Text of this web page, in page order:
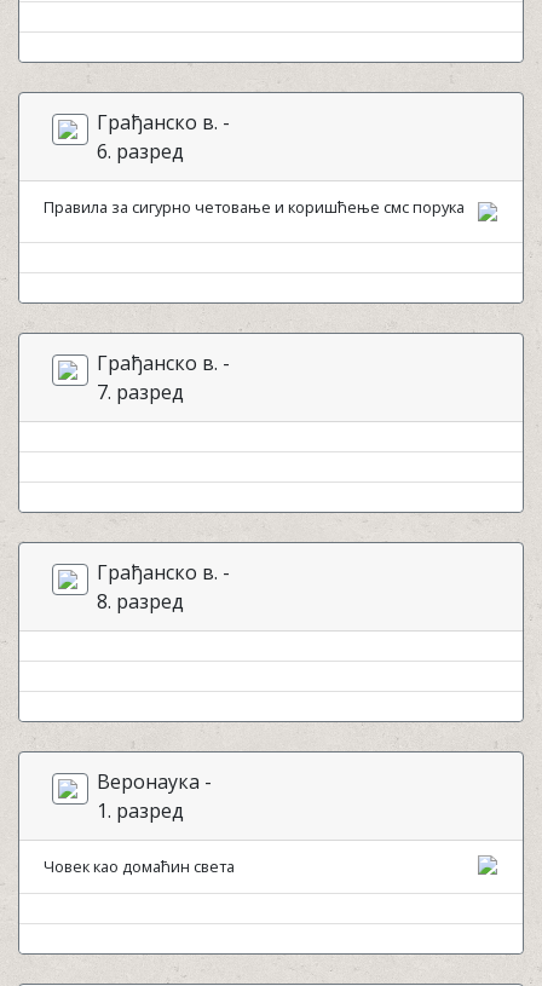
Грађанско в. -
6. разред
Правила за сигурно четовање и коришћење смс порука
Грађанско в. -
7. разред
Грађанско в. -
8. разред
Веронаука -
1. разред
Човек као домаћин света